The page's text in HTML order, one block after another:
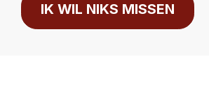
IK WIL NIKS MISSEN